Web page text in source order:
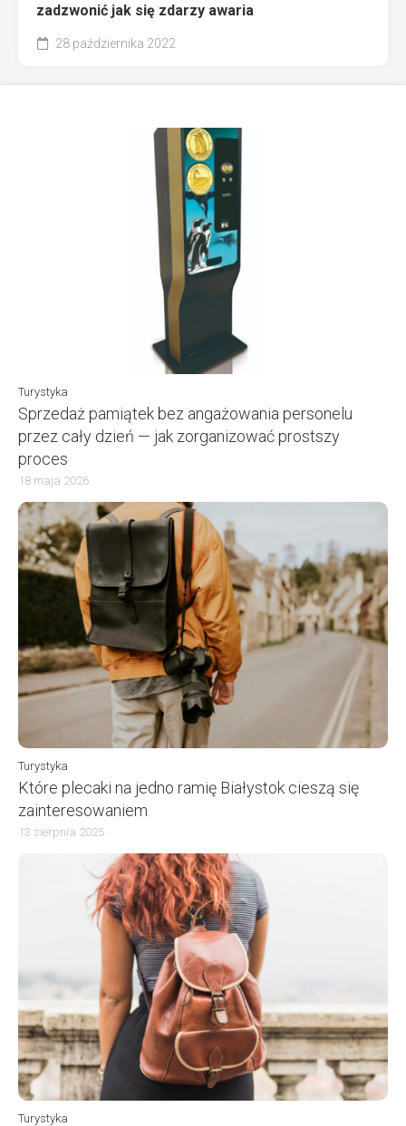
zadzwonić jak się zdarzy awaria
28 października 2022
Turystyka
Sprzedaż pamiątek bez angażowania personelu
przez cały dzień — jak zorganizować prostszy
proces
18 maja 2026
Turystyka
Które plecaki na jedno ramię Białystok cieszą się
zainteresowaniem
13 sierpnia 2025
Turystyka